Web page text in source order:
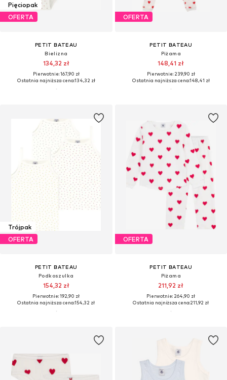
Pięciopak
OFERTA
PETIT BATEAU
Bielizna
134,32 zł
Pierwotnie: 167,90 zł
Ostatnia najniższa cena:134,32 zł
OFERTA
PETIT BATEAU
Piżama
148,41 zł
Pierwotnie: 239,90 zł
Ostatnia najniższa cena:148,41 zł
Trójpak
OFERTA
PETIT BATEAU
Podkoszulka
154,32 zł
Pierwotnie: 192,90 zł
Ostatnia najniższa cena:154,32 zł
OFERTA
PETIT BATEAU
Piżama
211,92 zł
Pierwotnie: 264,90 zł
Ostatnia najniższa cena:211,92 zł